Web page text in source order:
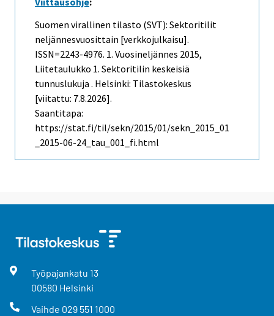
Suomen virallinen tilasto (SVT): Sektoritilit
neljännesvuosittain [verkkojulkaisu].
ISSN=2243-4976. 1. Vuosineljännes 2015,
Liitetaulukko 1. Sektoritilin keskeisiä
tunnuslukuja . Helsinki: Tilastokeskus
[viitattu: 7.8.2026].
Saantitapa:
https://stat.fi/til/sekn/2015/01/sekn_2015_01
_2015-06-24_tau_001_fi.html
Työpajankatu 13
00580 Helsinki
Vaihde 029 551 1000